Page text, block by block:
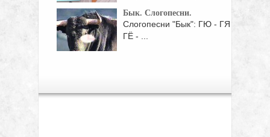
Ененковой ...
Бык. Слогопесни.
Слогопесни "Бык": ГЮ - ГЯ -
ГЁ - ...